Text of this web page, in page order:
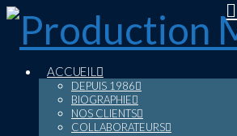
ACCUEIL
DEPUIS 1986
BIOGRAPHIE
NOS CLIENTS
COLLABORATEURS